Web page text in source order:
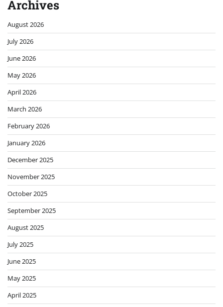
Archives
August 2026
July 2026
June 2026
May 2026
April 2026
March 2026
February 2026
January 2026
December 2025
November 2025
October 2025
September 2025
August 2025
July 2025
June 2025
May 2025
April 2025